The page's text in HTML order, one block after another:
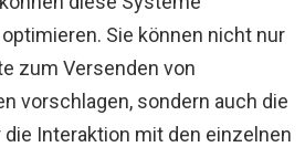
Sie können nicht nur
zum Versenden von
vorschlagen, sondern auch die
Interaktion mit den einzelnen